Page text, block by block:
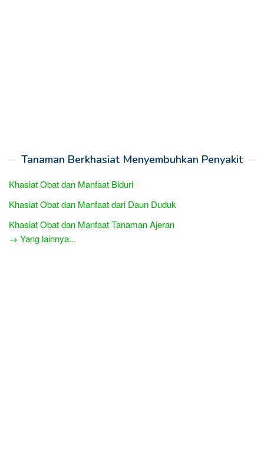
Tanaman Berkhasiat Menyembuhkan Penyakit
Khasiat Obat dan Manfaat Biduri
Khasiat Obat dan Manfaat dari Daun Duduk
Khasiat Obat dan Manfaat Tanaman Ajeran
→ Yang lainnya...